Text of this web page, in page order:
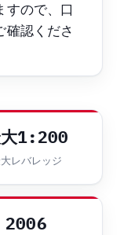
すので、口
確認くださ
1:200
レバレッジ
2006